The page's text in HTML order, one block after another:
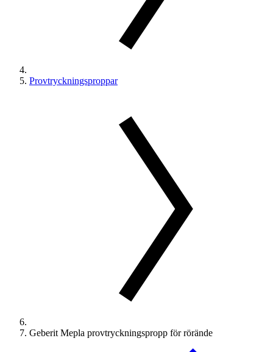
Provtryckningsproppar
Geberit Mepla provtryckningspropp för rörände